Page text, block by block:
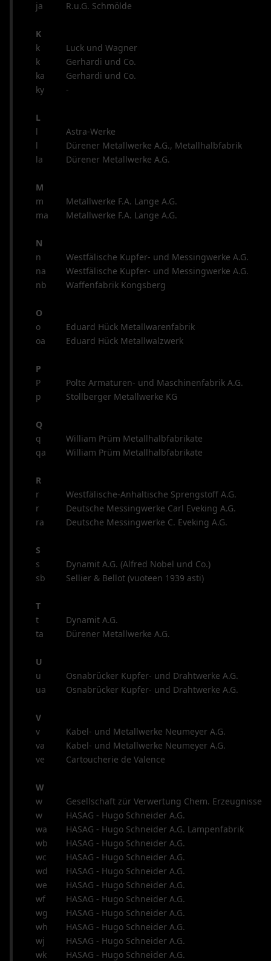
ja R.u.G. Schmölde
K
k
Luck und Wagner
k
Gerhardi und Co.
ka
Gerhardi und Co.
ky
-
L
l
Astra-Werke
l
Dürener Metallwerke A.G., Metallhalbfabrik
la
Dürener Metallwerke A.G.
M
m
Metallwerke F.A. Lange A.G.
ma
Metallwerke F.A. Lange A.G.
N
n
Westfälische Kupfer- und Messingwerke A.G.
na
Westfälische Kupfer- und Messingwerke A.G.
nb
Waffenfabrik Kongsberg
O
o
Eduard Hück Metallwarenfabrik
oa
Eduard Hück Metallwalzwerk
P
P
Polte Armaturen- und Maschinenfabrik A.G.
p
Stollberger Metallwerke KG
Q
q
William Prüm Metallhalbfabrikate
qa
William Prüm Metallhalbfabrikate
R
r
Westfälische-Anhaltische Sprengstoff A.G.
r
Deutsche Messingwerke Carl Eveking A.G.
ra
Deutsche Messingwerke C. Eveking A.G.
S
s
Dynamit A.G. (Alfred Nobel und Co.)
sb
Sellier & Bellot (vuoteen 1939 asti)
T
t
Dynamit A.G.
ta
Dürener Metallwerke A.G.
U
u
Osnabrücker Kupfer- und Drahtwerke A.G.
ua
Osnabrücker Kupfer- und Drahtwerke A.G.
V
v
Kabel- und Metallwerke Neumeyer A.G.
va
Kabel- und Metallwerke Neumeyer A.G.
ve
Cartoucherie de Valence
W
w
Gesellschaft zür Verwertung Chem. Erzeugnisse
w
HASAG - Hugo Schneider A.G.
wa
HASAG - Hugo Schneider A.G. Lampenfabrik
wb
HASAG - Hugo Schneider A.G.
wc
HASAG - Hugo Schneider A.G.
wd
HASAG - Hugo Schneider A.G.
we
HASAG - Hugo Schneider A.G.
wf
HASAG - Hugo Schneider A.G.
wg
HASAG - Hugo Schneider A.G.
wh
HASAG - Hugo Schneider A.G.
wj
HASAG - Hugo Schneider A.G.
wk
HASAG - Hugo Schneider A.G.